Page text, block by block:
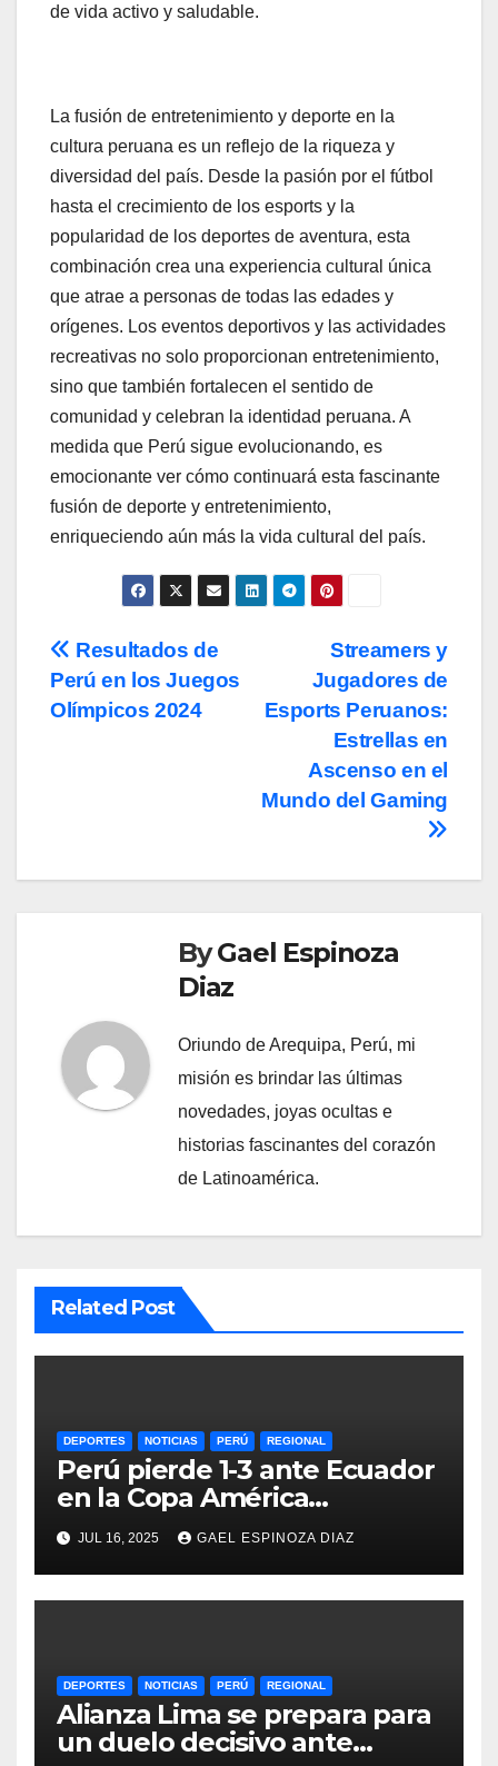
de vida activo y saludable.
La fusión de entretenimiento y deporte en la
cultura peruana es un reflejo de la riqueza y
diversidad del país. Desde la pasión por el fútbol
hasta el crecimiento de los esports y la
popularidad de los deportes de aventura, esta
combinación crea una experiencia cultural única
que atrae a personas de todas las edades y
orígenes. Los eventos deportivos y las actividades
recreativas no solo proporcionan entretenimiento,
sino que también fortalecen el sentido de
comunidad y celebran la identidad peruana. A
medida que Perú sigue evolucionando, es
emocionante ver cómo continuará esta fascinante
fusión de deporte y entretenimiento,
enriqueciendo aún más la vida cultural del país.
Post
navigation
Streamers y
Jugadores de
Esports Peruanos:
Estrellas en
Ascenso en el
Mundo del Gaming
Resultados de
Perú en los Juegos
Olímpicos 2024
ByGael Espinoza
Diaz
Oriundo de Arequipa, Perú, mi
misión es brindar las últimas
novedades, joyas ocultas e
historias fascinantes del corazón
de Latinoamérica.
Related Post
DEPORTES NOTICIAS PERÚ REGIONAL
Perú pierde 1-3 ante Ecuador
en la Copa América
Femenina y lidera el Grupo A
JUL 16, 2025 GAEL ESPINOZA DIAZ
DEPORTES NOTICIAS PERÚ REGIONAL
Alianza Lima se prepara para
un duelo decisivo ante